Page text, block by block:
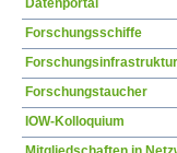
Datenportal
Forschungsschiffe
Forschungsinfrastruktur
Forschungstaucher
IOW-Kolloquium